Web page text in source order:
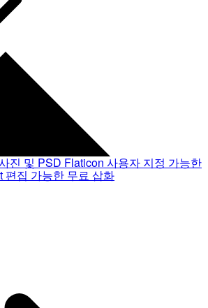
진 및 PSD Flaticon 사용자 지정 가능한
편집 가능한 무료 삽화